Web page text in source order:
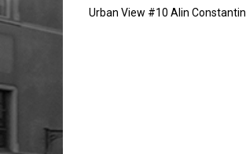
Urban View #10 Alin Constantin